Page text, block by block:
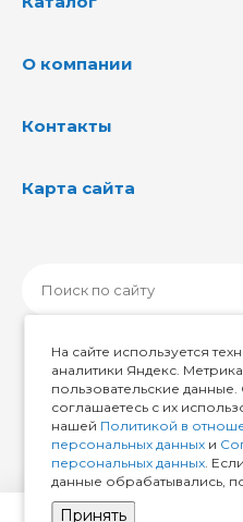
О компании
Контакты
Карта сайта
© 2026 ИМИР174,
На сайте используется
аналитики Яндекс.
пользовательские данные.
соглашаетесь с их
нашей Политикой в
персональных данных и
персональных данных.
данные обрабатывались,
Принять